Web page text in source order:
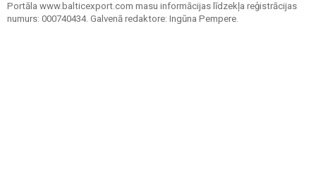
Portāla www.balticexport.com masu informācijas līdzekļa reģistrācijas
numurs: 000740434. Galvenā redaktore: Ingūna Pempere.